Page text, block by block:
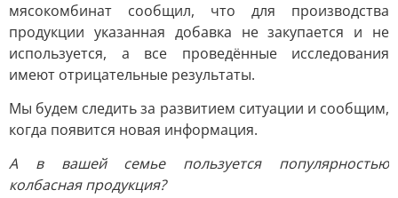
мясокомбинат сообщил, что для производства
продукции указанная добавка не закупается и не
используется, а все проведённые исследования
имеют отрицательные результаты.
Мы будем следить за развитием ситуации и сообщим,
когда появится новая информация.
А в вашей семье пользуется популярностью
колбасная продукция?